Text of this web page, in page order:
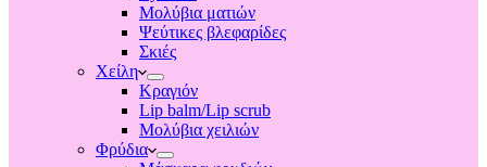
Μολύβια ματιών
Ψεύτικες βλεφαρίδες
Σκιές
Χείλη
Κραγιόν
Lip balm/Lip scrub
Μολύβια χειλιών
Φρύδια